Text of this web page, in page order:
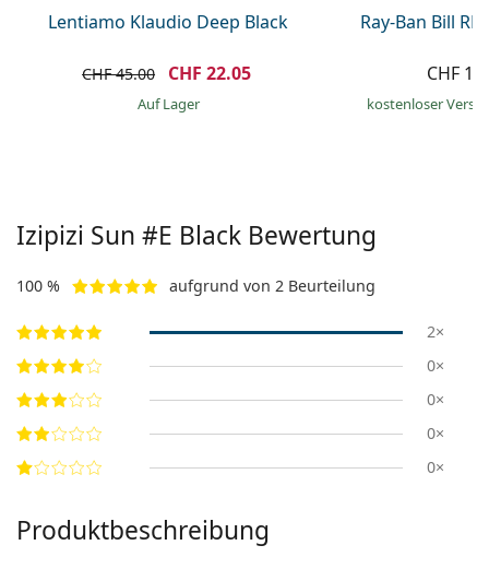
Lentiamo Klaudio Deep Black
CHF 45.00 CHF 22.05
auf Lager
Ray-Ban Bill
CHF
kostenloser
Izipizi Sun #E Black Bewertung
100 % aufgrund von 2 Beurteilung
2×
0×
0×
0×
0×
Produktbeschreibung